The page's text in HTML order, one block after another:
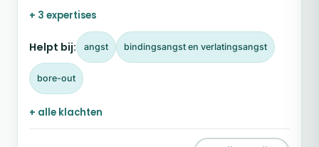
emoties of levenskeuzes.
+ 3 expertises
Helpt bij: angst bindingsangst en verlatingsangst
bore-out
+ alle klachten